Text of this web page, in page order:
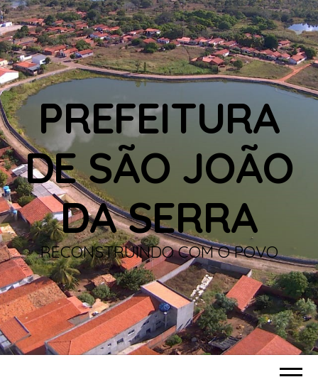
PREFEITURA
DE SÃO JOÃO
DA SERRA
RECONSTRUINDO COM O POVO